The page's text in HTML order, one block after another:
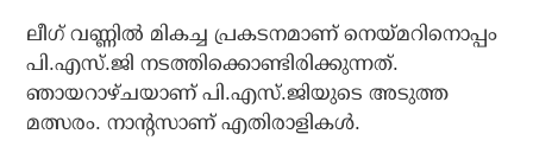
ലീഗ് വണ്ണില്‍ മികച്ച പ്രകടനമാണ് നെയ്മറിനൊപ്പം
പി.എസ്.ജി നടത്തിക്കൊണ്ടിരിക്കുന്നത്.
ഞായറാഴ്ചയാണ് പി.എസ്.ജിയുടെ അടുത്ത
മത്സരം. നാന്റസാണ് എതിരാളികള്‍.